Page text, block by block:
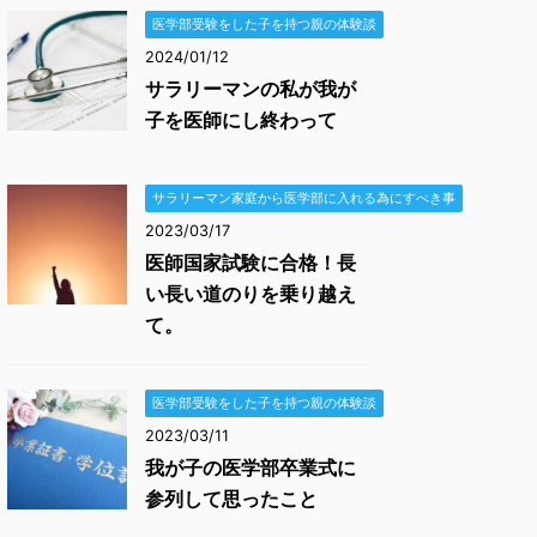
医学部受験をした子を持つ親の体験談
2024/01/12
サラリーマンの私が我が
子を医師にし終わって
サラリーマン家庭から医学部に入れる為にすべき事
2023/03/17
医師国家試験に合格！長
い長い道のりを乗り越え
て。
医学部受験をした子を持つ親の体験談
2023/03/11
我が子の医学部卒業式に
参列して思ったこと